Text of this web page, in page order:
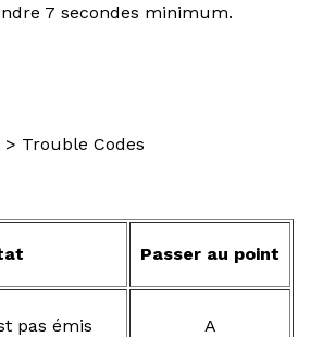
7 secondes minimum.
> Trouble Codes
Passer au point
pas émis A